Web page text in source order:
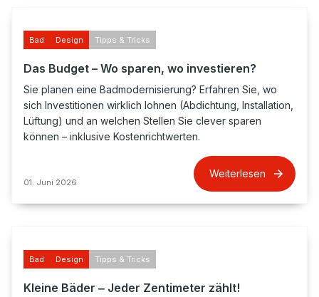
Bad Design Tipps & Tricks
Das Budget – Wo sparen, wo investieren?
Sie planen eine Badmodernisierung? Erfahren Sie, wo
sich Investitionen wirklich lohnen (Abdichtung, Installation,
Lüftung) und an welchen Stellen Sie clever sparen
können – inklusive Kostenrichtwerten.
01. Juni 2026
Weiterlesen
Bad Design Tipps & Tricks
Kleine Bäder ‒ Jeder Zentimeter zählt!